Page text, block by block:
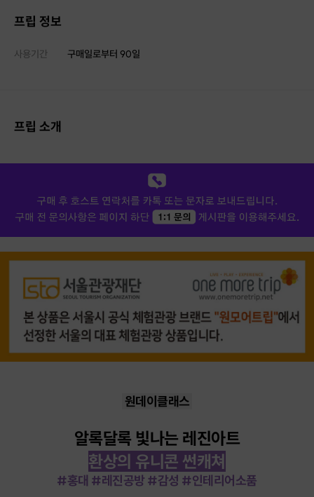
었지만 다 만들고 나니 뿌듯하고 예
거 같아요.
프립 정보
사용기간 구매일로부터 90일
프립 소개
원데이클래스
알록달록 빛나는 레진아트
환상의 유니콘 썬캐쳐
#홍대 #레진공방 #감성 #인테리어소품